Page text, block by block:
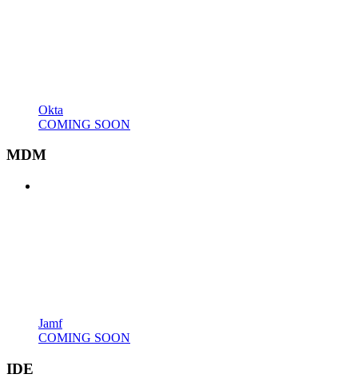
Okta
COMING SOON
MDM
Jamf
COMING SOON
IDE